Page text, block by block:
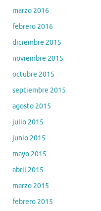
marzo 2016
febrero 2016
diciembre 2015
noviembre 2015
octubre 2015
septiembre 2015
agosto 2015
julio 2015
junio 2015
mayo 2015
abril 2015
marzo 2015
febrero 2015